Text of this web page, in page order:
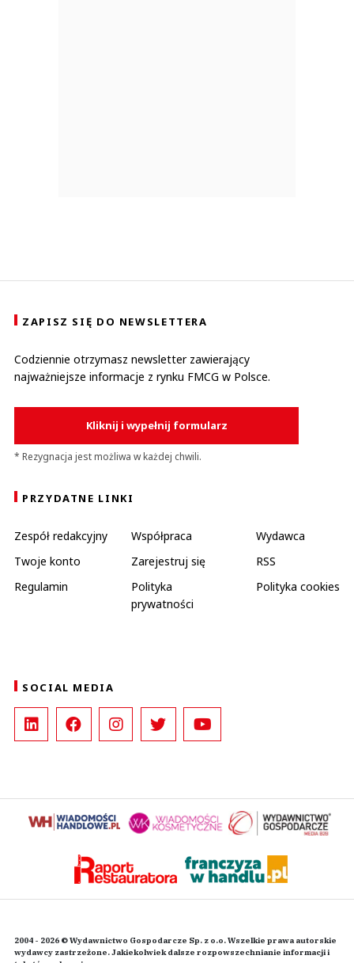
ZAPISZ SIĘ DO NEWSLETTERA
Codziennie otrzymasz newsletter zawierający
najważniejsze informacje z rynku FMCG w Polsce.
Kliknij i wypełnij formularz
* Rezygnacja jest możliwa w każdej chwili.
PRZYDATNE LINKI
Zespół redakcyjny Współpraca
Wydawca
Twoje konto
Zarejestruj się
RSS
Regulamin
Polityka
prywatności
Polityka cookies
SOCIAL MEDIA
2004 - 2026 © Wydawnictwo Gospodarcze Sp. z o.o. Wszelkie prawa autorskie
wydawcy zastrzeżone. Jakiekolwiek dalsze rozpowszechnianie informacji i